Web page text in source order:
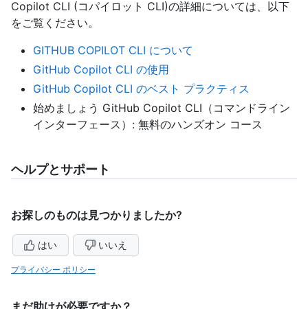
Copilot CLI (コパイロット CLI)の詳細については、以下
をご覧ください。
GITHUB COPILOT CLI について
GitHub Copilot CLI の使用
GitHub Copilot CLI のベスト プラクティス
始めましょう GitHub Copilot CLI（コマンドライン
インターフェース）: 無料のハンズオン コース
ヘルプとサポート
お探しのものは見つかりましたか?
はい いいえ
プライバシー ポリシー